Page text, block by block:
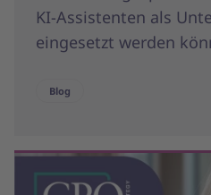
KI-Assistenten als
eingesetzt werden
Blog